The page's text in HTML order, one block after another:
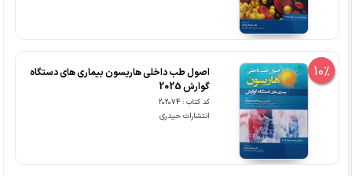
10%
اصول طب داخلی هاریسون بیماری های دستگاه
گوارش 2025
کد کتاب : 202074
انتشارات حیدری